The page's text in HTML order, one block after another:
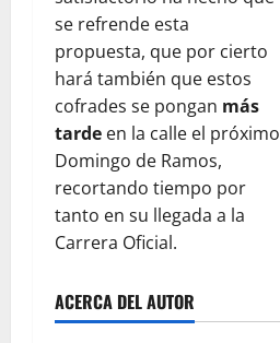
se refrende esta
propuesta, que por cierto
hará también que estos
cofrades se pongan más
tarde en la calle el próximo
Domingo de Ramos,
recortando tiempo por
tanto en su llegada a la
Carrera Oficial.
ACERCA DEL AUTOR